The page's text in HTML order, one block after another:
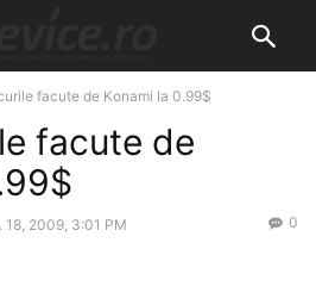
facute de Konami la 0.99$
facute de
18, 2009, 3:01 PM 0